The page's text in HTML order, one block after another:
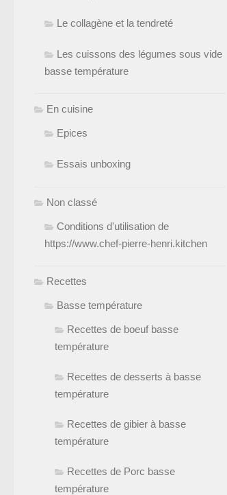
Le collagène et la tendreté
Les cuissons des légumes sous vide
basse température
En cuisine
Epices
Essais unboxing
Non classé
Conditions d'utilisation de
https://www.chef-pierre-henri.kitchen
Recettes
Basse température
Recettes de boeuf basse
température
Recettes de desserts à basse
température
Recettes de gibier à basse
température
Recettes de Porc basse
température